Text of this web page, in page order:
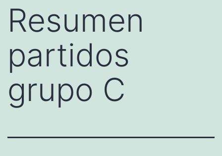
Resumen
partidos
grupo C